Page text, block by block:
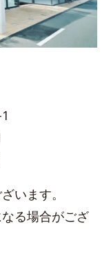
います。
る場合がござ